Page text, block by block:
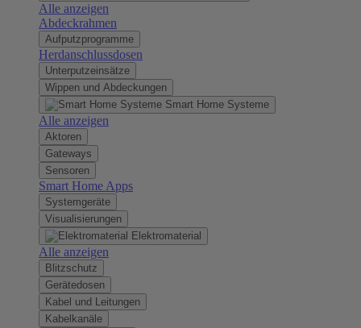
Alle anzeigen
Abdeckrahmen
Aufputzprogramme
Herdanschlussdosen
Unterputzeinsätze
Wippen und Abdeckungen
Smart Home Systeme
Alle anzeigen
Aktoren
Gateways
Sensoren
Smart Home Apps
Systemgeräte
Visualisierungen
Elektromaterial
Alle anzeigen
Blitzschutz
Gerätedosen
Kabel und Leitungen
Kabelkanäle